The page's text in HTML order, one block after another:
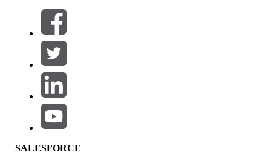
Filter (0)
VÄLJ FILTER
Produktområde
Funktionspåverkan
SALESFORCE